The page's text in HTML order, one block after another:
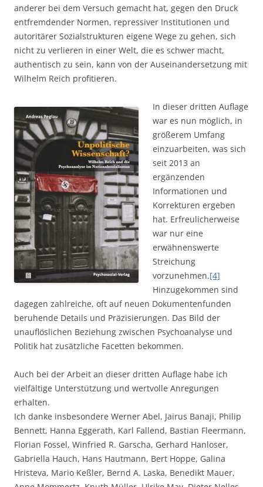
anderer bei dem Versuch gemacht hat, gegen den Druck
entfremdender Normen, repressiver Institutionen und
autoritärer Sozialstrukturen eigene Wege zu gehen, sich
nicht zu verlieren in einer Welt, die es schwer macht,
authentisch zu sein, kann von der Auseinandersetzung mit
Wilhelm Reich profitieren.
In dieser dritten Auflage
war es nun möglich, in
größerem Umfang
einzuarbeiten, was sich
seit 2013 an
ergänzenden
Informationen und
Korrekturen ergeben
hat. Erfreulicherweise
war nur eine
erwähnenswerte
Streichung
vorzunehmen.[4]
Hinzugekommen sind
dagegen zahlreiche, oft auf neuen Dokumentenfunden
beruhende Details und Präzisierungen. Das Bild der
unauflöslichen Beziehung zwischen Psychoanalyse und
Politik hat zusätzliche Facetten bekommen.
Auch bei der Arbeit an dieser dritten Auflage habe ich
vielfältige Unterstützung und wertvolle Anregungen
erhalten.
Ich danke insbesondere Werner Abel, Jairus Banaji, Philip
Bennett, Hanna Eggerath, Karl Fallend, Bastian Fleermann,
Florian Fossel, Winfried R. Garscha, Gerhard Hanloser,
Gabriella Hauch, Hans Hautmann, Bert Hoppe, Galina
Hristeva, Mario Keßler, Bernd A. Laska, Benedikt Mauer,